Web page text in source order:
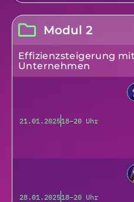
Modul 2
Effizienzsteigerung
Unternehmen
21.01.202518–20 Uhr
28.01.202518–20 Uhr